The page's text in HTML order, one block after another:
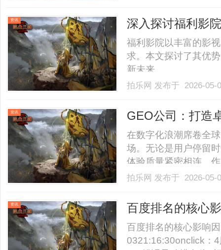
资讯
深入探讨福利影
析
福利影院以丰富的影
求。本文探讨了其优
新未来。......
拍乐网 发布于 2026-
资讯 GEO公司：打造
在数字化浪潮席卷全
场。无论是用户停留
体验质量紧密相连。
我们深知，卓越的网
GEO技术打造真正以
市.........
拍乐网 发布于 2026-
资讯 百度排名的核心
百度排名的核心影响
0321:16:30onclick：